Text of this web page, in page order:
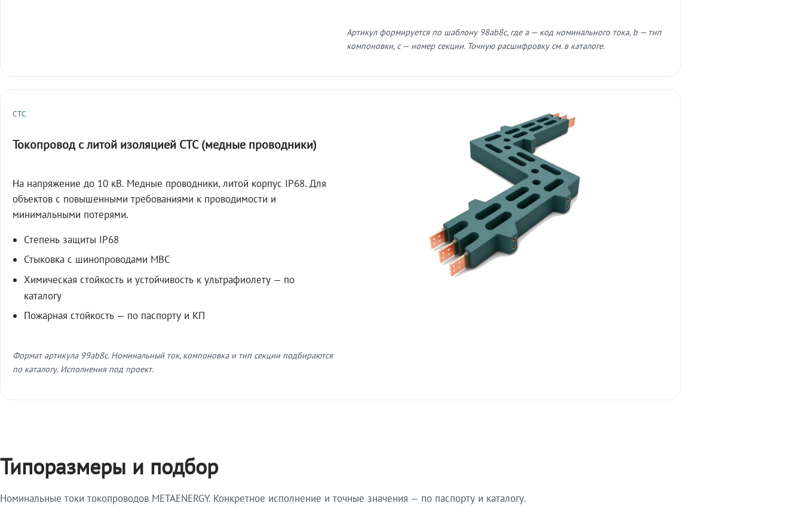
Артикул формируется по шаблону 98ab8c, где a — код номинального тока, b — тип
компоновки, c — номер секции. Точную расшифровку см. в каталоге.
СТС
Токопровод с литой изоляцией СТС (медные проводники)
На напряжение до 10 кВ. Медные проводники, литой корпус IP68. Для
объектов с повышенными требованиями к проводимости и
минимальными потерями.
Степень защиты IP68
Стыковка с шинопроводами МВС
Химическая стойкость и устойчивость к ультрафиолету — по
каталогу
Пожарная стойкость — по паспорту и КП
Формат артикула 99ab8c. Номинальный ток, компоновка и тип секции подбираются
по каталогу. Исполнения под проект.
Типоразмеры и подбор
Номинальные токи токопроводов METAENERGY. Конкретное исполнение и точные значения — по паспорту и каталогу.